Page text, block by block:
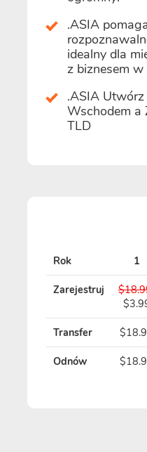
.ASIA
idealny dla
z biznesem w
.ASIA
Wschodem a
TLD
Rok 1
Zarejestruj
Transfer
Odnów